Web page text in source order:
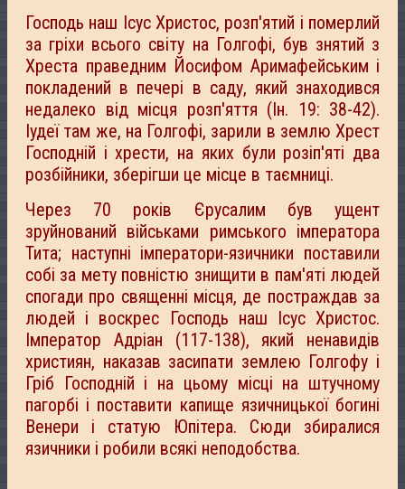
Господь наш Ісус Христос, розп'ятий і померлий
за гріхи всього світу на Голгофі, був знятий з
Хреста праведним Йосифом Аримафейським і
покладений в печері в саду, який знаходився
недалеко від місця розп'яття (Ін. 19: 38-42).
Іудеï там же, на Голгофі, зарили в землю Хрест
Господній і хрести, на яких були розіп'яті два
розбійники, зберігши це місце в таємниці.
Через 70 років Єрусалим був ущент
зруйнований військами римського імператора
Тита; наступні імператори-язичники поставили
собі за мету повністю знищити в пам'яті людей
спогади про священнi мiсця, де постраждав за
людей і воскрес Господь наш Ісус Христос.
Імператор Адріан (117-138), який ненавидів
християн, наказав засипати землею Голгофу і
Гріб Господній і на цьому місці на штучному
пагорбі i поставити капище язичницької богині
Венери і статую Юпітера. Сюди збиралися
язичники і робили всякі неподобства.